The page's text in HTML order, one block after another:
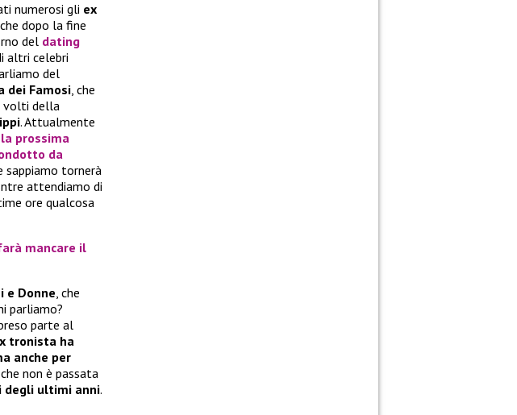
numerosi gli ex
che dopo la fine
del dating
altri celebri
del
dei Famosi, che
volti della
. Attualmente
prossima
da
sappiamo tornerà
attendiamo di
ore qualcosa
mancare il
e Donne, che
parliamo?
parte al
tronista ha
anche per
che non è passata
degli ultimi anni.